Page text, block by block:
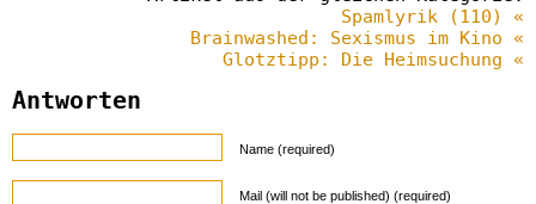
Spamlyrik (110) «
Brainwashed: Sexismus im Kino «
Glotztipp: Die Heimsuchung «
Antworten
Name (required)
Mail (will not be published) (required)